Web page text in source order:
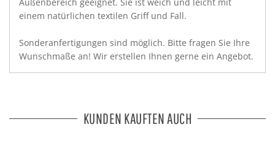
einem natürlichen textilen Griff und Fall.
Sonderanfertigungen sind möglich. Bitte fragen Sie Ihre
Wunschmaße an! Wir erstellen Ihnen gerne ein Angebot.
KUNDEN KAUFTEN AUCH